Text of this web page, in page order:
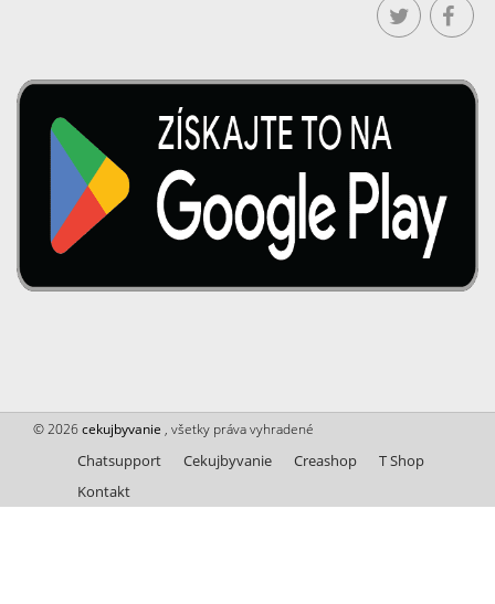
© 2026cekujbyvanie , všetky práva vyhradené
Chatsupport Cekujbyvanie Creashop
T Shop
Kontakt